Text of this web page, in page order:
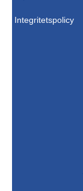
Integritetspolicy